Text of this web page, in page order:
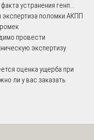
устранения генп...
экспертиза поломки АКПП
провести
экспертизу
оценка ущерба при
ли у вас заказать